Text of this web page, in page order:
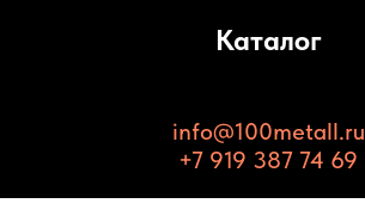
Каталог
info@100metall.ru
+7 919 387 74 69